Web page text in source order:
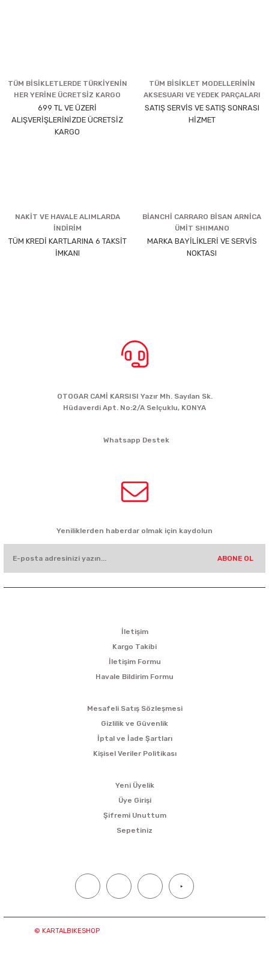
TÜM BİSİKLETLERDE TÜRKİYENİN
HER YERİNE ÜCRETSİZ KARGO
699 TL VE ÜZERİ
ALIŞVERİŞLERİNİZDE ÜCRETSİZ
KARGO
TÜM BİSİKLET MODELLERİNİN
AKSESUARI VE YEDEK PARÇALARI
SATIŞ SERVİS VE SATIŞ SONRASI
HİZMET
NAKİT VE HAVALE ALIMLARDA
İNDİRİM
TÜM KREDİ KARTLARINA 6 TAKSİT
İMKANI
BİANCHİ CARRARO BİSAN ARNİCA
ÜMİT SHIMANO
MARKA BAYİLİKLERİ VE SERVİS
NOKTASI
OTOGAR CAMİ KARSISI Yazır Mh. Sayılan Sk.
Hüdaverdi Apt. No:2/A Selçuklu, KONYA
Whatsapp Destek
Yeniliklerden haberdar olmak için kaydolun
ABONE OL
İletişim
Kargo Takibi
İletişim Formu
Havale Bildirim Formu
Mesafeli Satış Sözleşmesi
Gizlilik ve Güvenlik
İptal ve İade Şartları
Kişisel Veriler Politikası
Yeni Üyelik
Üye Girişi
Şifremi Unuttum
Sepetiniz
© KARTALBIKESHOPTüm hakları saklıdır. Kredi kartı bilgileriniz